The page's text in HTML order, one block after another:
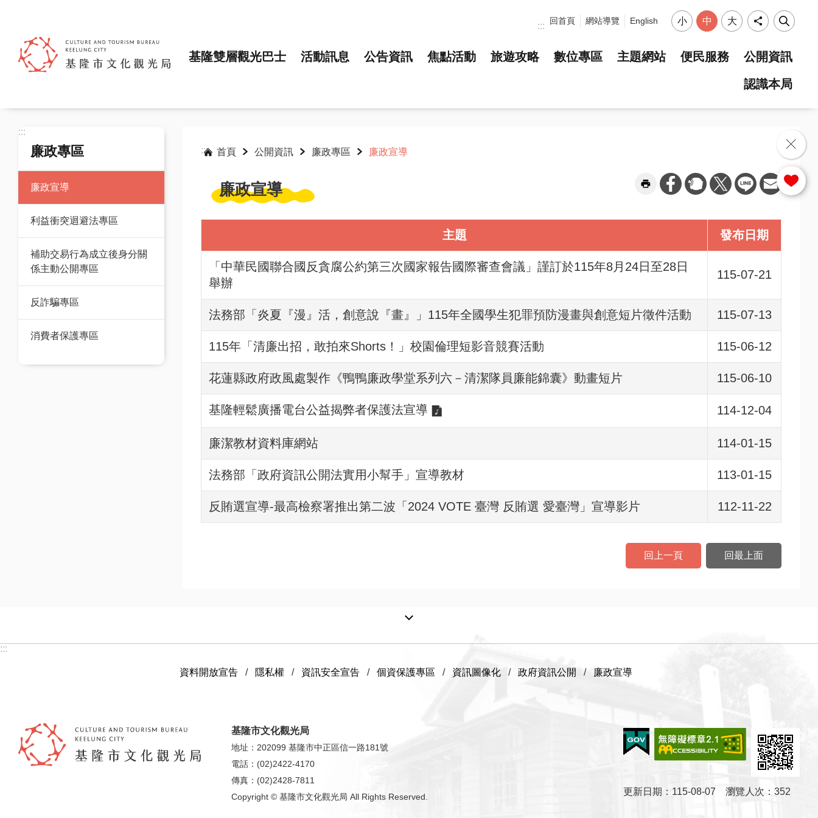
選單
::: 回首頁 網站導覽 English 小 中 大
基隆雙層觀光巴士 活動訊息 公告資訊 焦點活動 旅遊攻略 數位專區 主題網站 便民服務 公開資訊
認識本局
:::
廉政專區
廉政宣導
利益衝突迴避法專區
補助交易行為成立後身分關
係主動公開專區
反詐騙專區
消費者保護專區
::: 首頁 公開資訊 廉政專區 廉政宣導
廉政宣導
主題 發布日期
「中華民國聯合國反貪腐公約第三次國家報告國際審查會議」謹訂於115年8月24日至28日
舉辦
115-07-21
法務部「炎夏『漫』活，創意說『畫』」115年全國學生犯罪預防漫畫與創意短片徵件活動 115-07-13
115年「清廉出招，敢拍來Shorts！」校園倫理短影音競賽活動 115-06-12
花蓮縣政府政風處製作《鴨鴨廉政學堂系列六－清潔隊員廉能錦囊》動畫短片 115-06-10
基隆輕鬆廣播電台公益揭弊者保護法宣導 114-12-04
廉潔教材資料庫網站 114-01-15
法務部「政府資訊公開法實用小幫手」宣導教材 113-01-15
反賄選宣導-最高檢察署推出第二波「2024 VOTE 臺灣 反賄選 愛臺灣」宣導影片 112-11-22
回上一頁 回最上面
:::
資料開放宣告 隱私權 資訊安全宣告 個資保護專區 資訊圖像化 政府資訊公開 廉政宣導
基隆市文化觀光局
地址：202099 基隆市中正區信一路181號
電話：(02)2422-4170
傳真：(02)2428-7811
Copyright © 基隆市文化觀光局 All Rights Reserved.
更新日期 115-08-07 瀏覽人次 352